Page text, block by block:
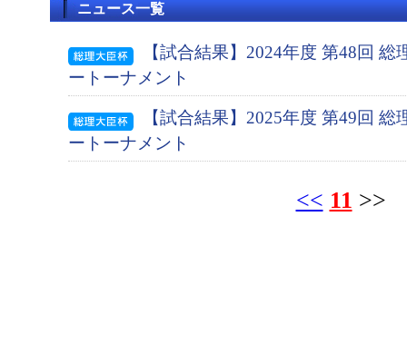
ニュース一覧
【試合結果】2024年度 第48回
ートーナメント
【試合結果】2025年度 第49回
ートーナメント
<< 11 >>